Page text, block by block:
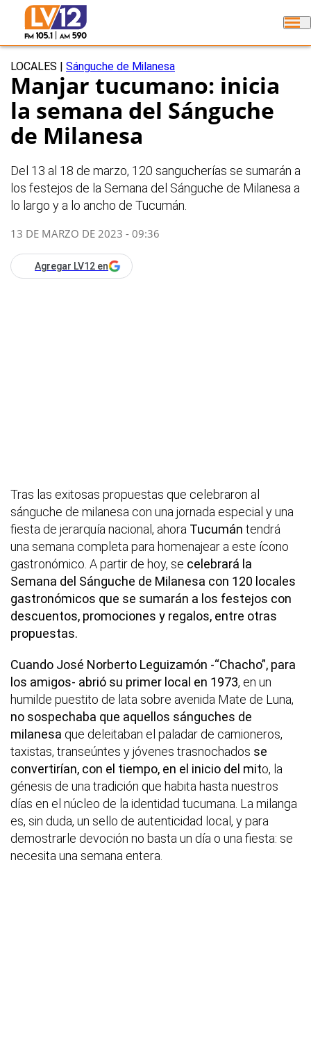
LOCALES Sánguche de Milanesa
Manjar tucumano: inicia
la semana del Sánguche
de Milanesa
Del 13 al 18 de marzo, 120 sangucherías se sumarán a
los festejos de la Semana del Sánguche de Milanesa a
lo largo y a lo ancho de Tucumán.
13 DE MARZO DE 2023 - 09:36
Agregar LV12 en
Tras las exitosas propuestas que celebraron al
sánguche de milanesa con una jornada especial y una
fiesta de jerarquía nacional, ahora Tucumán tendrá
una semana completa para homenajear a este ícono
gastronómico. A partir de hoy, se celebrará la
Semana del Sánguche de Milanesa con 120 locales
gastronómicos que se sumarán a los festejos con
descuentos, promociones y regalos, entre otras
propuestas.
Cuando José Norberto Leguizamón -“Chacho”, para
los amigos- abrió su primer local en 1973, en un
humilde puestito de lata sobre avenida Mate de Luna,
no sospechaba que aquellos sánguches de
milanesa que deleitaban el paladar de camioneros,
taxistas, transeúntes y jóvenes trasnochados se
convertirían, con el tiempo, en el inicio del mito, la
génesis de una tradición que habita hasta nuestros
días en el núcleo de la identidad tucumana. La milanga
es, sin duda, un sello de autenticidad local, y para
demostrarle devoción no basta un día o una fiesta: se
necesita una semana entera.